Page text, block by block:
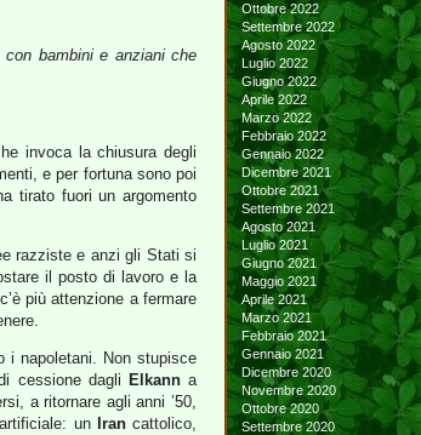
bambini e anziani che
invoca la chiusura degli
e per fortuna sono poi
tirato fuori un argomento
razziste e anzi gli Stati si
il posto di lavoro e la
più attenzione a fermare
i napoletani. Non stupisce
cessione dagli Elkanna
a ritornare agli anni ’50,
un Irancattolico,
Ottobre 2022
Settembre 2022
Agosto 2022
Luglio 2022
Giugno 2022
Aprile 2022
Marzo 2022
Febbraio 2022
Gennaio 2022
Dicembre 2021
Ottobre 2021
Settembre 2021
Agosto 2021
Luglio 2021
Giugno 2021
Maggio 2021
Aprile 2021
Marzo 2021
Febbraio 2021
Gennaio 2021
Dicembre 2020
Novembre 2020
Ottobre 2020
Settembre 2020